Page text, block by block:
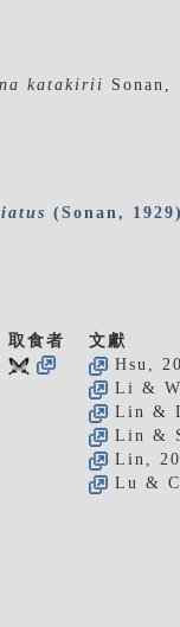
katakirii Sonan,
(Sonan,
取食者 文獻
Hsu,
Li &
Lin &
Lin &
Lin,
Lu &